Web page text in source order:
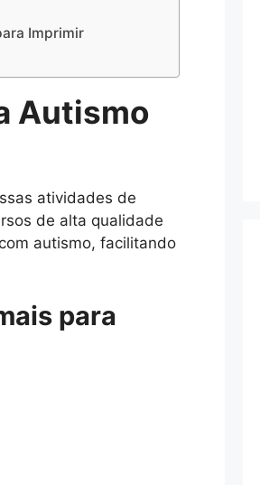
Imprimir
Autismo
atividades de
de alta qualidade
autismo, facilitando
para